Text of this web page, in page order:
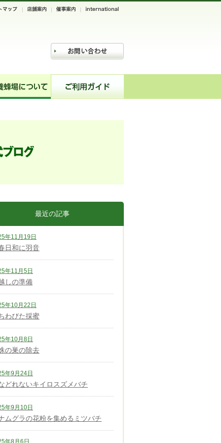
最近の記事
年11月19日
日和に羽音
年11月5日
しの準備
年10月22日
わびた採蜜
年10月8日
の巣の除去
年9月24日
どれないキイロスズメバチ
年9月10日
ムグラの花粉を集めるミツバチ
年8月6日